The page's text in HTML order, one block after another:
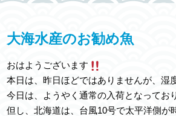
大海水産のお勧め魚
おはようございます
本日は、昨日ほどではありませんが、湿
今日は、ようやく通常の入荷となってお
但し、北海道は、台風10号で太平洋側が